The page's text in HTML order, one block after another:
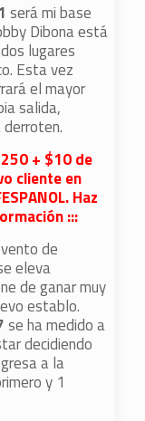
será mi base
Dibona está
lugares
Esta vez
el mayor
salida,
+ $10 de
cliente en
Haz
:::
de
eleva
de ganar muy
establo.
se ha medido a
decidiendo
a la
y 1